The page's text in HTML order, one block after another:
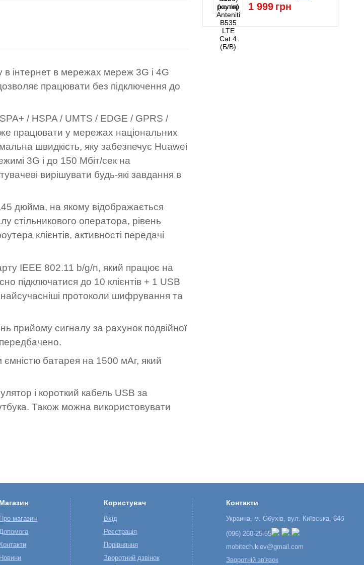
в інтернет в мережах мереж 3G і 4G
працювати без підключення до
/ HSPA / UMTS / EDGE / GPRS /
працювати у мережах національних
швидкість, яку забезпечує Huawei
3G і до 150 Мбіт/сек на
вирішувати будь-які завдання в
дюйма, на якому відображається
стільникового оператора, рівень
клієнтів, активності передачі
IEEE 802.11 b/g/n, який працює на
підключатися до 10 клієнтів + ​​1 USB
протоколи шифрування та
прийому сигналу за рахунок подвійної
батарея на 1500 мАг, який
і короткий кабель USB за
Також можна використовувати
1 999 грн
Магазин
Про магазин
Допомога
Контакти
Новини
Користувач
Вхід
Реєстрація
Порівняння
Зворотний дзвінок
Контакти
Украина, м. Обухів, вул. Київська, 64б
(096) 260-25-55
mobitech.kiev@gmail.com
Зворотній зв'язок